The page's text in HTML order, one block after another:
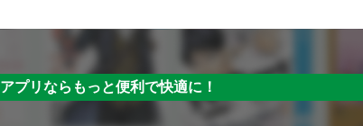
アプリならもっと便利で快適に！